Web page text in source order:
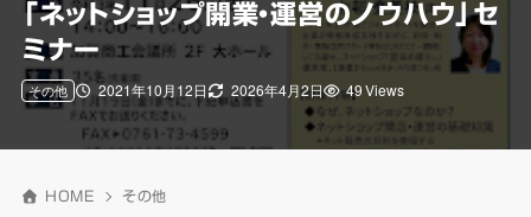
「ネットショップ開業・運営のノウハウ」セ
ミナー
2021年10月12日 2026年4月2日
その他 49 Views
HOME その他